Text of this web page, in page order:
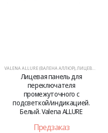
VALENA ALLURE (ВАЛЕНА АЛЛЮР),ЛИЦЕВЫЕ ПАНЕЛИ
Лицевая панель для
переключателя
промежуточного с
подсветкой/индикацией.
Белый. Valena ALLURE
Предзаказ